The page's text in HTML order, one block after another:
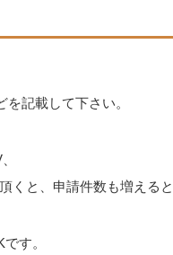
記載して下さい。
くと、申請件数も増えると
す。